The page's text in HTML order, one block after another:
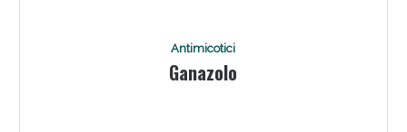
Antimicotici
Ganazolo